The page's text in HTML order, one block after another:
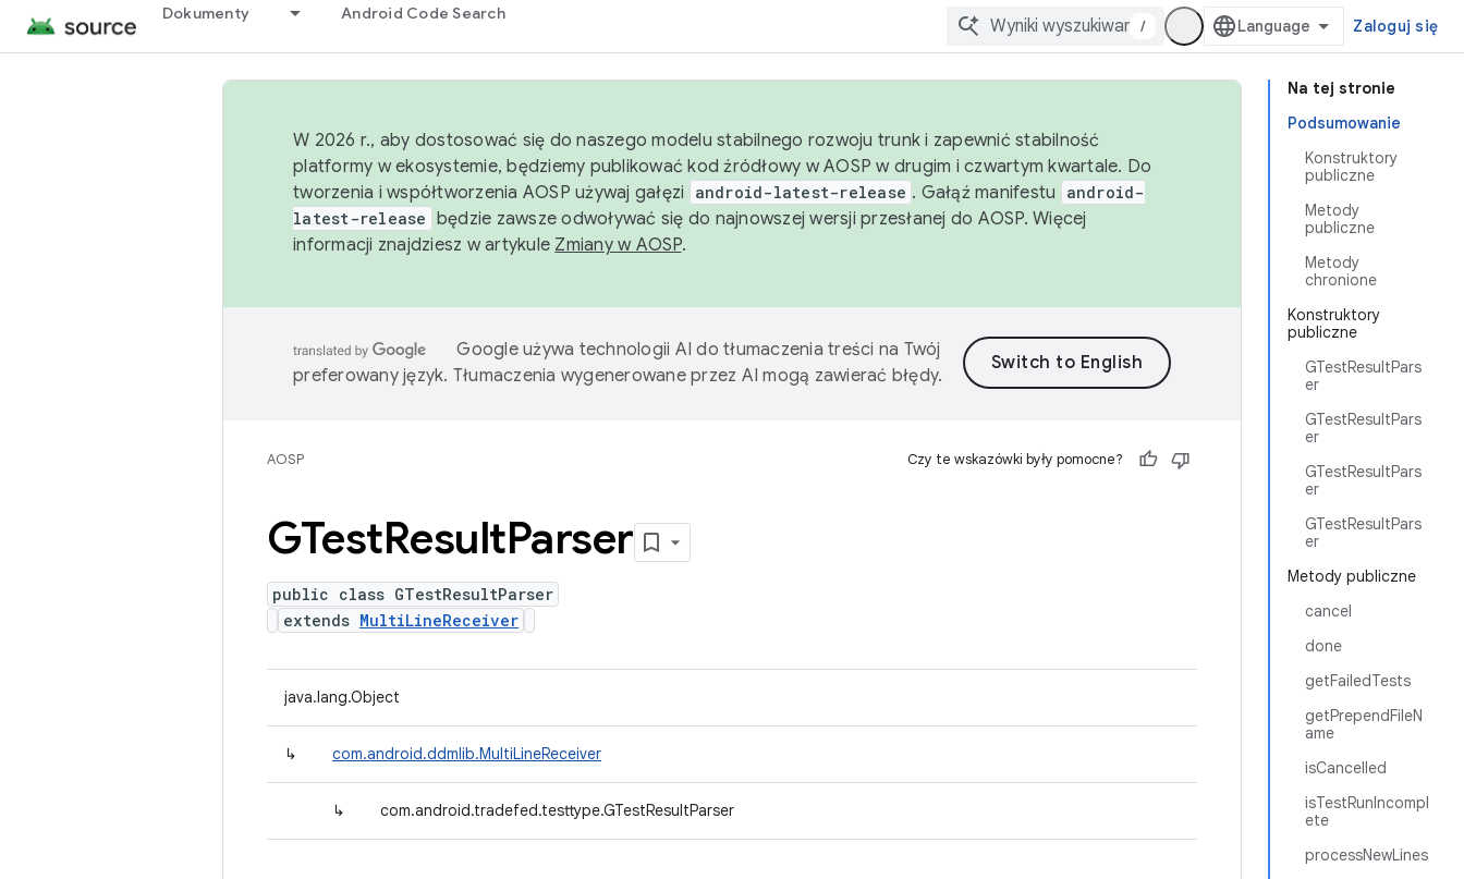
Dokumenty Android Code Search
/ Zaloguj się
Na tej stronie
Podsumowanie
Konstruktory
publiczne
Metody
publiczne
Metody
chronione
Konstruktory
publiczne
GTestResultPars
er
GTestResultPars
er
GTestResultPars
er
GTestResultPars
er
Metody publiczne
cancel
done
getFailedTests
getPrependFileN
ame
isCancelled
isTestRunIncompl
ete
processNewLines
W 2026 r., aby dostosować się do naszego modelu stabilnego rozwoju trunk i zapewnić stabilność
platformy w ekosystemie, będziemy publikować kod źródłowy w AOSP w drugim i czwartym kwartale. Do
tworzenia i współtworzenia AOSP używaj gałęzi
android-latest-release . Gałąź manifestu
android-
latest-release będzie zawsze odwoływać się do najnowszej wersji przesłanej do AOSP. Więcej
informacji znajdziesz w artykule Zmiany w AOSP.
Google używa technologii AI do tłumaczenia treści na Twój
preferowany język. Tłumaczenia wygenerowane przez AI mogą zawierać błędy.
AOSP Czy te wskazówki były pomocne?
GTestResultParser
public class GTestResultParser
extends MultiLineReceiver
java.lang.Object
↳ com.android.ddmlib.MultiLineReceiver
↳ com.android.tradefed.testtype.GTestResultParser